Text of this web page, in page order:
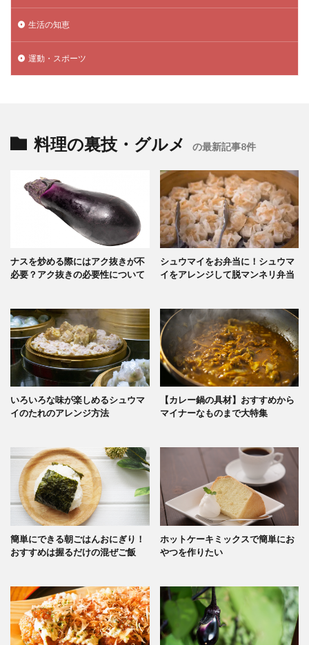
生活の知恵
運動・スポーツ
料理の裏技・グルメ の最新記事8件
ナスを炒める際にはアク抜きが不
必要？アク抜きの必要性について
シュウマイをお弁当に！シュウマ
イをアレンジして脱マンネリ弁当
いろいろな味が楽しめるシュウマ
イのたれのアレンジ方法
【カレー鍋の具材】おすすめから
マイナーなものまで大特集
簡単にできる朝ごはんおにぎり！
おすすめは握るだけの混ぜご飯
ホットケーキミックスで簡単にお
やつを作りたい